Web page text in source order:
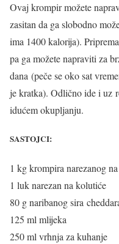
Ovaj krompir možete
zasitan da ga slobodno
ima 1400 kalorija).
pa ga možete napraviti za
dana (peče se oko sat
je kratka). Odlično ide i uz
idućem okupljanju.
SASTOJCI:
1 kg krompira narezanog
1 luk narezan na kolutiće
80 g naribanog sira
125 ml mlijeka
250 ml vrhnja za kuhanje